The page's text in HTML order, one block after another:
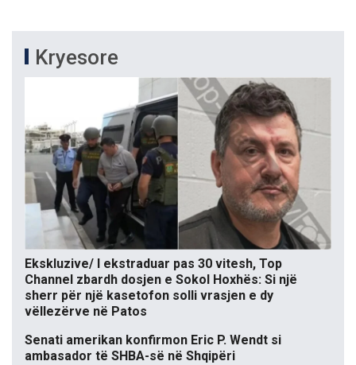
Kryesore
Ekskluzive/ I ekstraduar pas 30 vitesh, Top
Channel zbardh dosjen e Sokol Hoxhës: Si një
sherr për një kasetofon solli vrasjen e dy
vëllezërve në Patos
Senati amerikan konfirmon Eric P. Wendt si
ambasador të SHBA-së në Shqipëri